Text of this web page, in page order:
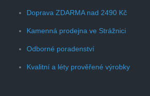
Doprava ZDARMA nad 2490 Kč
Kamenná prodejna ve Strážnici
Odborné poradenství
Kvalitní a léty prověřené výrobky